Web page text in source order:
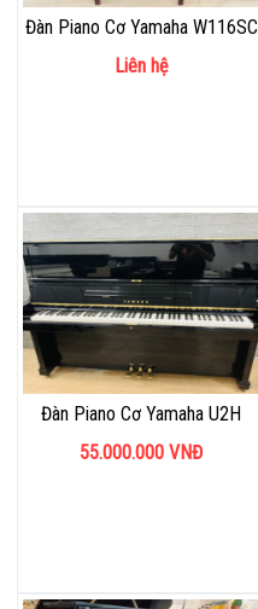
Đàn Piano Cơ Yamaha W116SC
Liên hệ
Đàn Piano Cơ Yamaha U2H
55.000.000 VNĐ